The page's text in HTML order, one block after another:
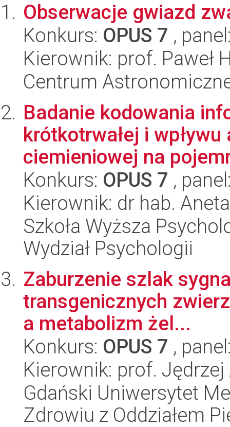
Obserwacje gwiazd
Konkurs: OPUS 7 ,
Kierownik: prof. Paweł
Centrum
Badanie kodowania
krótkotrwałej i
ciemieniowej na
Konkurs: OPUS 7 ,
Kierownik: dr hab.
Szkoła Wyższa
Wydział Psychologii
Zaburzenie szlak
transgenicznych
a metabolizm żel...
Konkurs: OPUS 7 ,
Kierownik: prof.
Gdański Uniwersytet
Zdrowiu z Oddziałem